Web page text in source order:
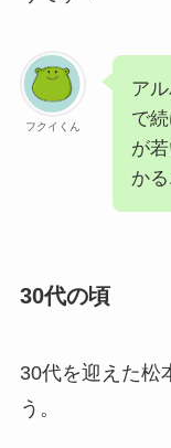
フクイくん
ア
で
が
か
30代の頃
30代を迎えた松
う。